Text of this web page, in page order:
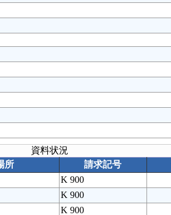
資料状況
所 請求記号
K 900
K 900
K 900